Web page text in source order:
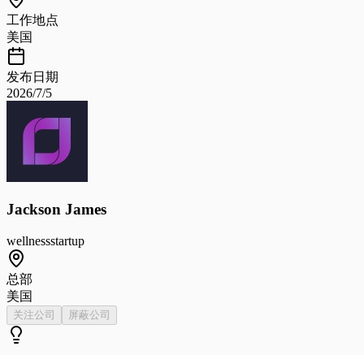
工作地点
美国
发布日期
2026/7/5
Jackson James
wellnessstartup
总部
美国
关注公司 屏蔽公司